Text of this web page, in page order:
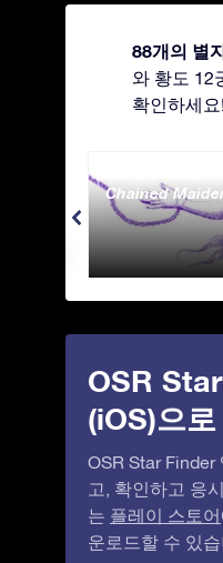
88개의 별
와 황도 12
확인하세요!
Andromeda -
Chained
OSR
(iOS)으
OSR Star Finder
고, 확인하고 응
는 플레이 스토어
운로드할 수 있